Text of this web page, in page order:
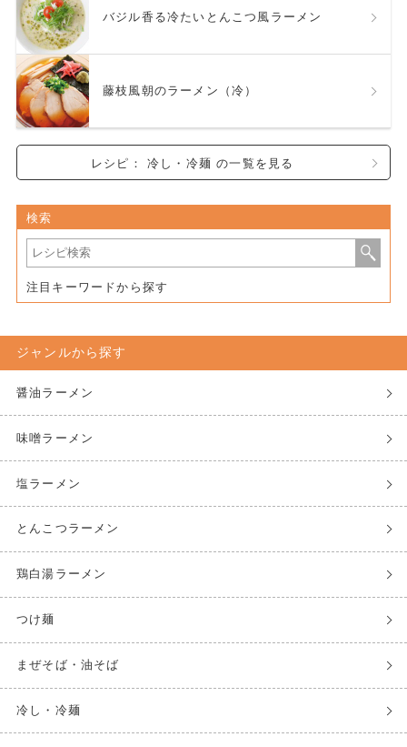
バジル香る冷たいとんこつ風ラーメン
藤枝風朝のラーメン（冷）
レシピ： 冷し・冷麺 の一覧を見る
検索
注目キーワードから探す
ジャンルから探す
醤油ラーメン
味噌ラーメン
塩ラーメン
とんこつラーメン
鶏白湯ラーメン
つけ麺
まぜそば・油そば
冷し・冷麺